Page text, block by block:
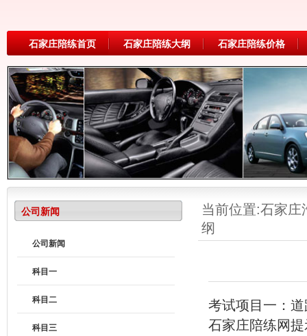
石家庄陪练首页 石家庄陪练大纲 石家庄陪练价格
公司新闻
公司新闻
科目一
科目二
科目三
当前位置:石家庄
纲
考试项目一：
石家庄陪练网